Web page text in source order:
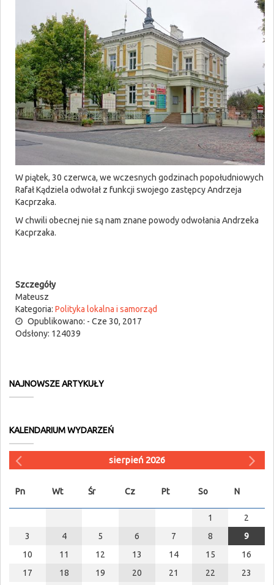
W piątek, 30 czerwca, we wczesnych godzinach popołudniowych
Rafał Kądziela odwołał z funkcji swojego zastępcy Andrzeja
Kacprzaka.
W chwili obecnej nie są nam znane powody odwołania Andrzeka
Kacprzaka.
Szczegóły
Mateusz
Kategoria: Polityka lokalna i samorząd
Opublikowano: - Cze 30, 2017
Odsłony: 124039
NAJNOWSZE ARTYKUŁY
KALENDARIUM WYDARZEŃ
sierpień 2026
Pn Wt Śr Cz Pt So N
1
2
3
4 5 6 7 8
9
10
11 12 13 14 15
16
17
18 19 20 21 22
23